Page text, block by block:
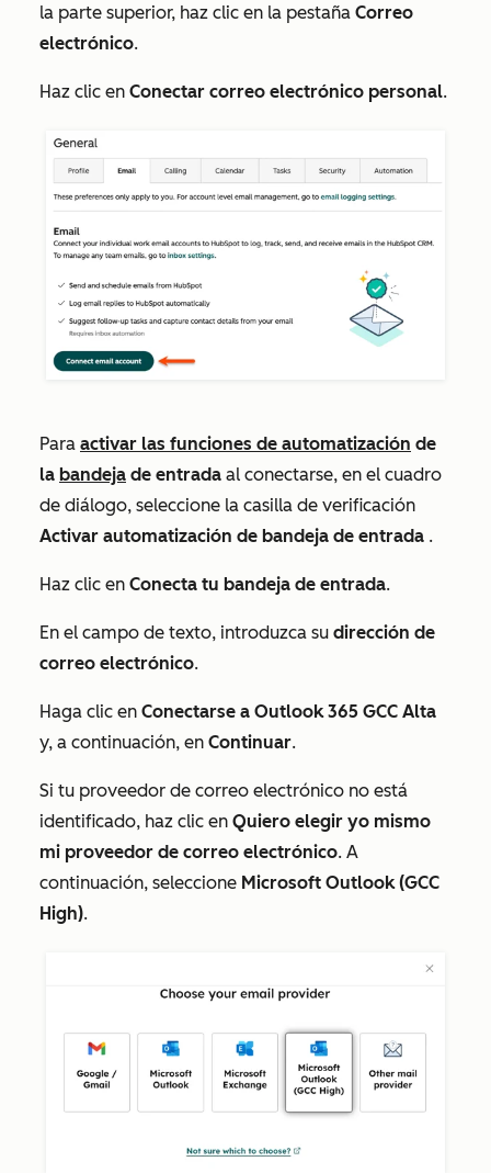
la parte superior, haz clic en la pestaña Correo
electrónico.
Haz clic en Conectar correo electrónico personal.
Para activar las funciones de automatización de
la bandeja de entrada al conectarse, en el cuadro
de diálogo, seleccione la casilla de verificación
Activar automatización de bandeja de entrada .
Haz clic en Conecta tu bandeja de entrada.
En el campo de texto, introduzca su dirección de
correo electrónico.
Haga clic en Conectarse a Outlook 365 GCC Alta
y, a continuación, en Continuar.
Si tu proveedor de correo electrónico no está
identificado, haz clic en Quiero elegir yo mismo
mi proveedor de correo electrónico. A
continuación, seleccione Microsoft Outlook (GCC
High).